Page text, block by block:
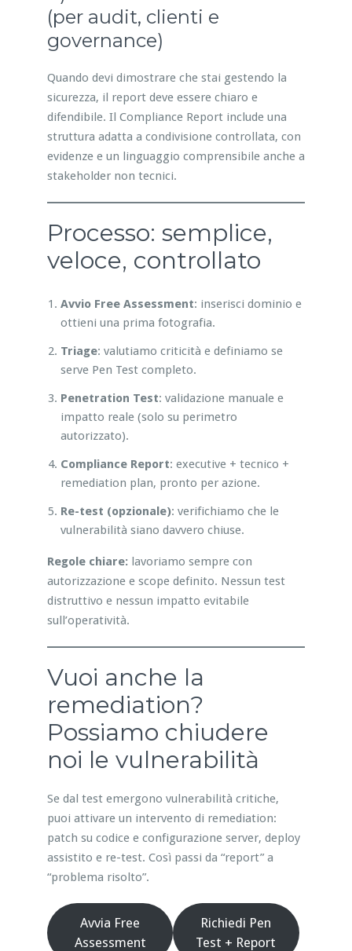
(per audit, clienti e
governance)
Quando devi dimostrare che stai gestendo la
sicurezza, il report deve essere chiaro e
difendibile. Il Compliance Report include una
struttura adatta a condivisione controllata, con
evidenze e un linguaggio comprensibile anche a
stakeholder non tecnici.
Processo: semplice,
veloce, controllato
Avvio Free Assessment: inserisci dominio e
ottieni una prima fotografia.
Triage: valutiamo criticità e definiamo se
serve Pen Test completo.
Penetration Test: validazione manuale e
impatto reale (solo su perimetro
autorizzato).
Compliance Report: executive + tecnico +
remediation plan, pronto per azione.
Re-test (opzionale): verifichiamo che le
vulnerabilità siano davvero chiuse.
Regole chiare: lavoriamo sempre con
autorizzazione e scope definito. Nessun test
distruttivo e nessun impatto evitabile
sull’operatività.
Vuoi anche la
remediation?
Possiamo chiudere
noi le vulnerabilità
Se dal test emergono vulnerabilità critiche,
puoi attivare un intervento di remediation:
patch su codice e configurazione server, deploy
assistito e re-test. Così passi da “report” a
“problema risolto”.
Avvia Free
Assessment
Richiedi Pen
Test + Report